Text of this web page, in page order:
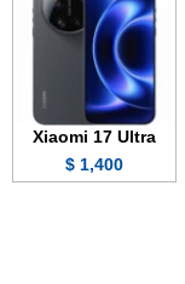
Xiaomi 17 Ultra
1,400 $